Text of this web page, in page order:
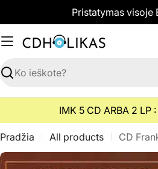
prie
turinio
Pristatymas visoje
Paieška
IMK 5 CD ARBA 2 LP
Pradžia All products CD